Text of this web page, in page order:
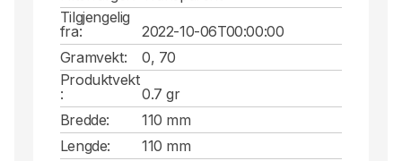
Tilgjengelig
fra:
2022-10-06T00:00:00
Gramvekt:
0, 70
Produktvekt
:
0.7 gr
Bredde:
110 mm
Lengde:
110 mm